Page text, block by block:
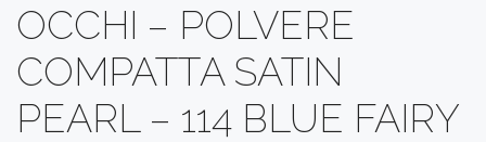
OCCHI – POLVERE
COMPATTA SATIN
PEARL – 114 BLUE FAIRY